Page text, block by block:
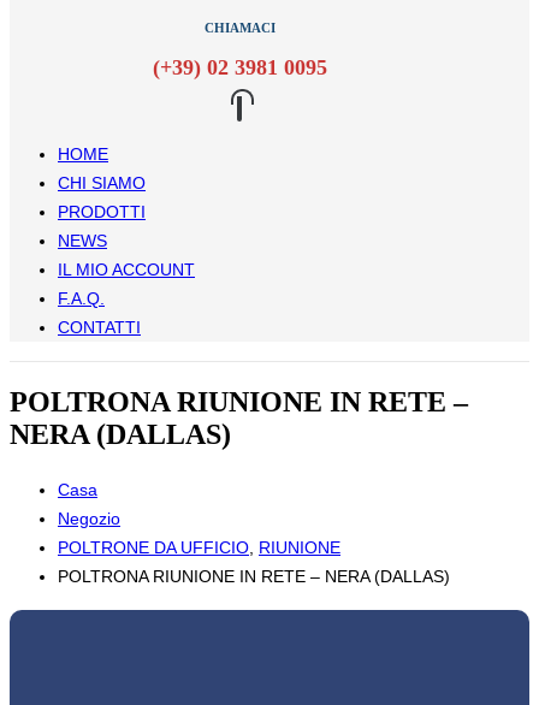
CHIAMACI
(+39) 02 3981 0095
HOME
CHI SIAMO
PRODOTTI
NEWS
IL MIO ACCOUNT
F.A.Q.
CONTATTI
POLTRONA RIUNIONE IN RETE –
NERA (DALLAS)
Casa
Negozio
POLTRONE DA UFFICIO RIUNIONE
POLTRONA RIUNIONE IN RETE – NERA (DALLAS)